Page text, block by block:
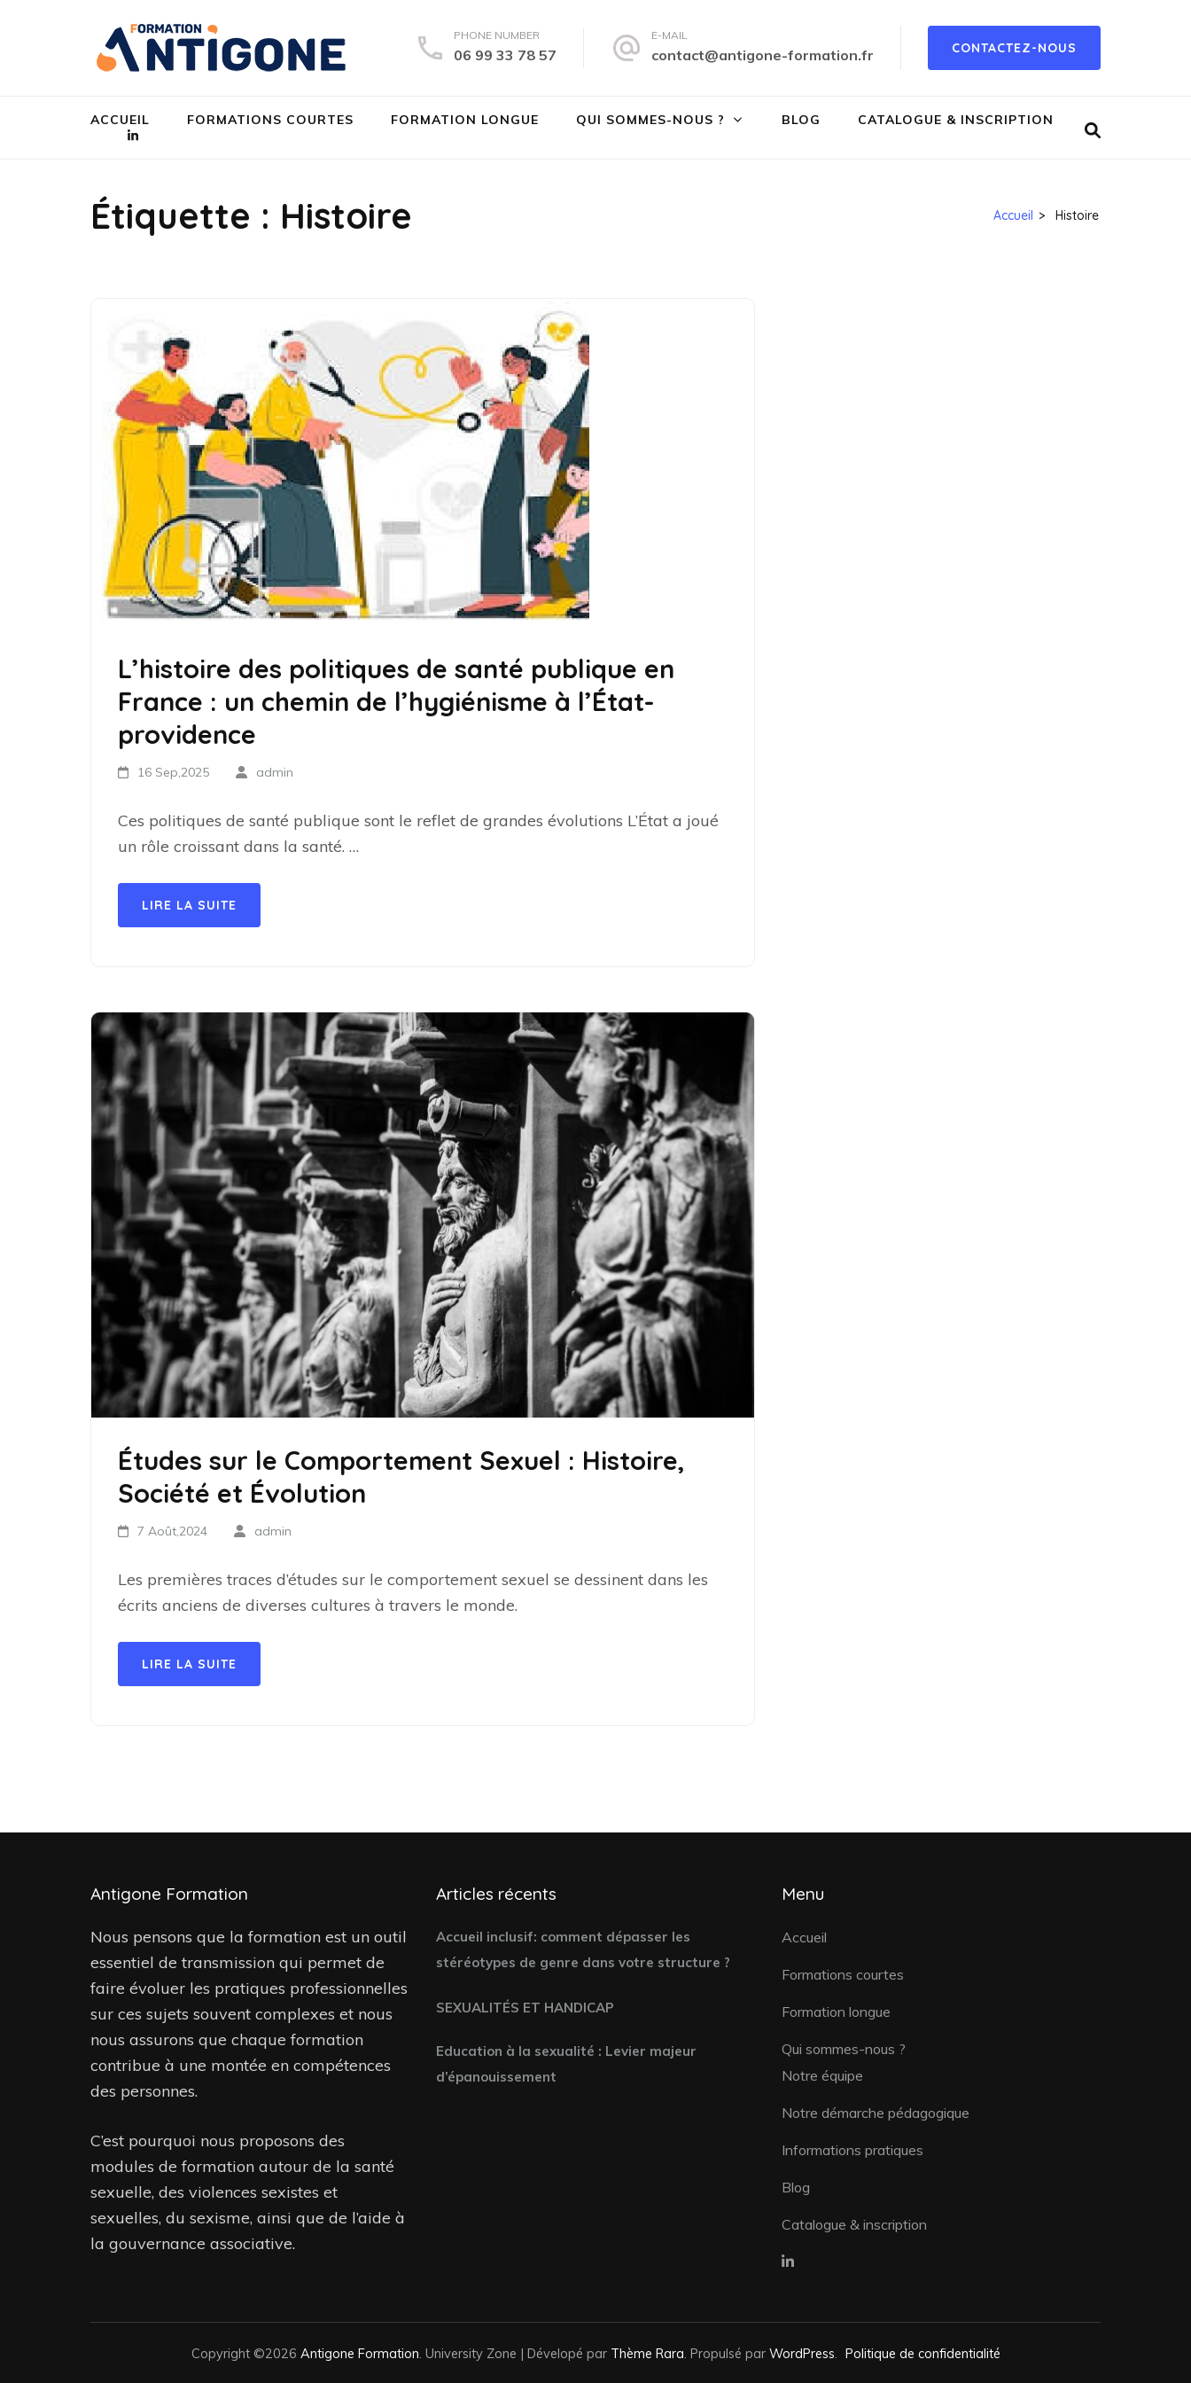
Antigone Formation
Egalité des droits et à la lutte contre les violences sexistes et sexuelles
PHONE NUMBER
06 99 33 78 57
E-MAIL
contact@antigone-formation.fr CONTACTEZ-NOUS
ACCUEIL FORMATIONS COURTES FORMATION LONGUE QUI SOMMES-NOUS ? BLOG CATALOGUE & INSCRIPTION
Étiquette : Histoire Accueil > Histoire
L’histoire des politiques de santé publique en
France : un chemin de l’hygiénisme à l’État-
providence
16 Sep,2025 admin
Ces politiques de santé publique sont le reflet de grandes évolutions L’État a joué
un rôle croissant dans la santé. …
LIRE LA SUITE
Études sur le Comportement Sexuel : Histoire,
Société et Évolution
7 Août,2024 admin
Les premières traces d’études sur le comportement sexuel se dessinent dans les
écrits anciens de diverses cultures à travers le monde.
LIRE LA SUITE
Antigone Formation
Nous pensons que la formation est un outil
essentiel de transmission qui permet de
faire évoluer les pratiques professionnelles
sur ces sujets souvent complexes et nous
nous assurons que chaque formation
contribue à une montée en compétences
des personnes.
C’est pourquoi nous proposons des
modules de formation autour de la santé
sexuelle, des violences sexistes et
sexuelles, du sexisme, ainsi que de l’aide à
la gouvernance associative.
Articles récents
Accueil inclusif: comment dépasser les
stéréotypes de genre dans votre structure ?
SEXUALITÉS ET HANDICAP
Education à la sexualité : Levier majeur
d’épanouissement
Menu
Accueil
Formations courtes
Formation longue
Qui sommes-nous ?
Notre équipe
Notre démarche pédagogique
Informations pratiques
Blog
Catalogue & inscription
Copyright ©2026 Antigone Formation University Zone | Dévelopé par Thème Rara . Propulsé par WordPress Politique de confidentialité